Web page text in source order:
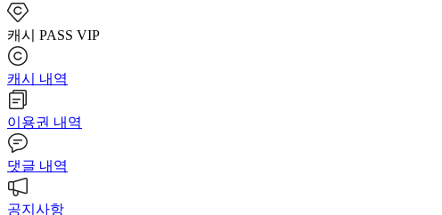
캐시 PASS VIP
캐시 내역
이용권 내역
댓글 내역
공지사항